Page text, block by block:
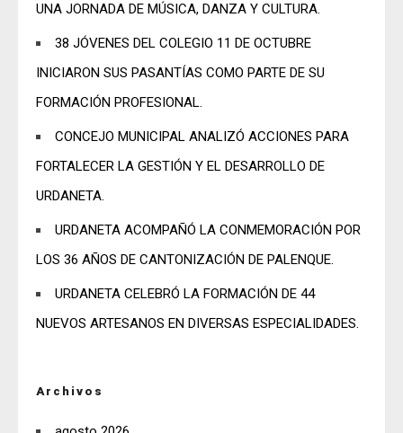
UNA JORNADA DE MÚSICA, DANZA Y CULTURA.
38 JÓVENES DEL COLEGIO 11 DE OCTUBRE
INICIARON SUS PASANTÍAS COMO PARTE DE SU
FORMACIÓN PROFESIONAL.
CONCEJO MUNICIPAL ANALIZÓ ACCIONES PARA
FORTALECER LA GESTIÓN Y EL DESARROLLO DE
URDANETA.
URDANETA ACOMPAÑÓ LA CONMEMORACIÓN POR
LOS 36 AÑOS DE CANTONIZACIÓN DE PALENQUE.
URDANETA CELEBRÓ LA FORMACIÓN DE 44
NUEVOS ARTESANOS EN DIVERSAS ESPECIALIDADES.
Archivos